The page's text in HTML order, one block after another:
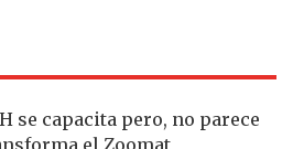
se capacita pero, no parece